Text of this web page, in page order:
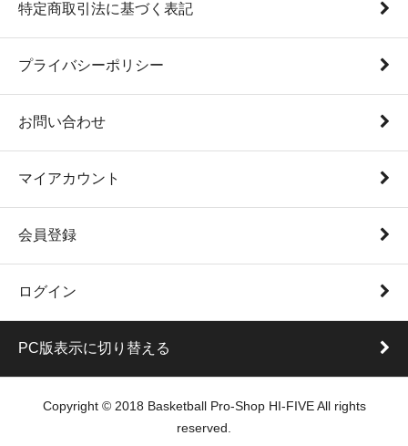
特定商取引法に基づく表記
プライバシーポリシー
お問い合わせ
マイアカウント
会員登録
ログイン
PC版表示に切り替える
Copyright © 2018 Basketball Pro-Shop HI-FIVE All rights
reserved.